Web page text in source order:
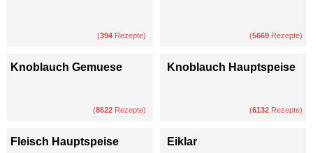
(394 Rezepte) (5669 Rezepte)
Knoblauch Gemuese
(8622 Rezepte)
Knoblauch Hauptspeise
(6132 Rezepte)
Fleisch Hauptspeise Eiklar